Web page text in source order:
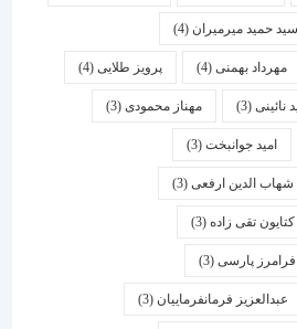
میرمیران(4)
بهمنی (4) پرویز طلایی(4)
مهناز محمودی(3)
جوانبخت(3)
ارفعی(3)
زاده(3)
(3)
فرمانفرماییان(3)